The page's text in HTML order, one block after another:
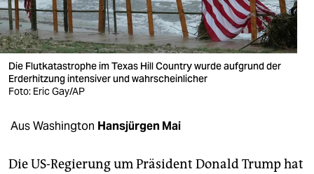
fragen & hilfe
unterstützen
abo
epaper login
Die Flutkatastrophe im Texas Hill Country wurde aufgrund der
Erderhitzung intensiver und wahrscheinlicher
Foto: Eric Gay/AP
Aus Washington Hansjürgen Mai
Die US-Regierung um Präsident Donald Trump hat